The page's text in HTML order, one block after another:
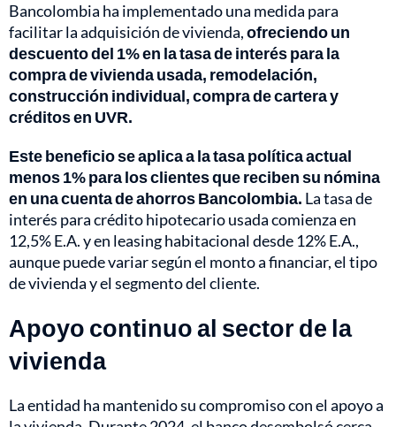
Bancolombia ha implementado una medida para
facilitar la adquisición de vivienda,ofreciendo un
descuento del 1% en la tasa de interés para la
compra de vivienda usada, remodelación,
construcción individual, compra de cartera y
créditos en UVR.
Este beneficio se aplica a la tasa política actual
menos 1% para los clientes que reciben su nómina
en una cuenta de ahorros Bancolombia. La tasa de
interés para crédito hipotecario usada comienza en
12,5% E.A. y en leasing habitacional desde 12% E.A.,
aunque puede variar según el monto a financiar, el tipo
de vivienda y el segmento del cliente.
Apoyo continuo al sector de la
vivienda
La entidad ha mantenido su compromiso con el apoyo a